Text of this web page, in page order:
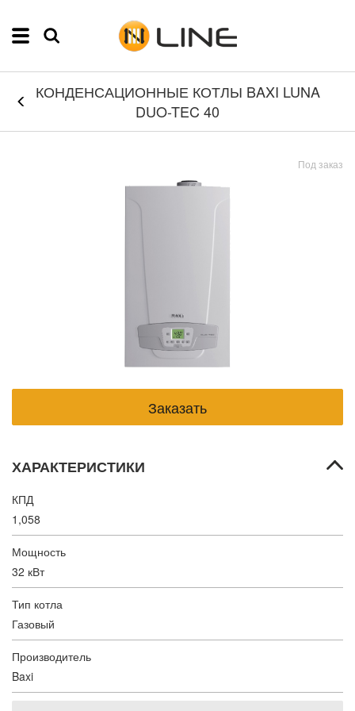
КОНДЕНСАЦИОННЫЕ КОТЛЫ BAXI LUNA
DUO-TEC 40
Под заказ
ХАРАКТЕРИСТИКИ
КПД
1,058
Мощность
32 кВт
Тип котла
Газовый
Производитель
Baxi